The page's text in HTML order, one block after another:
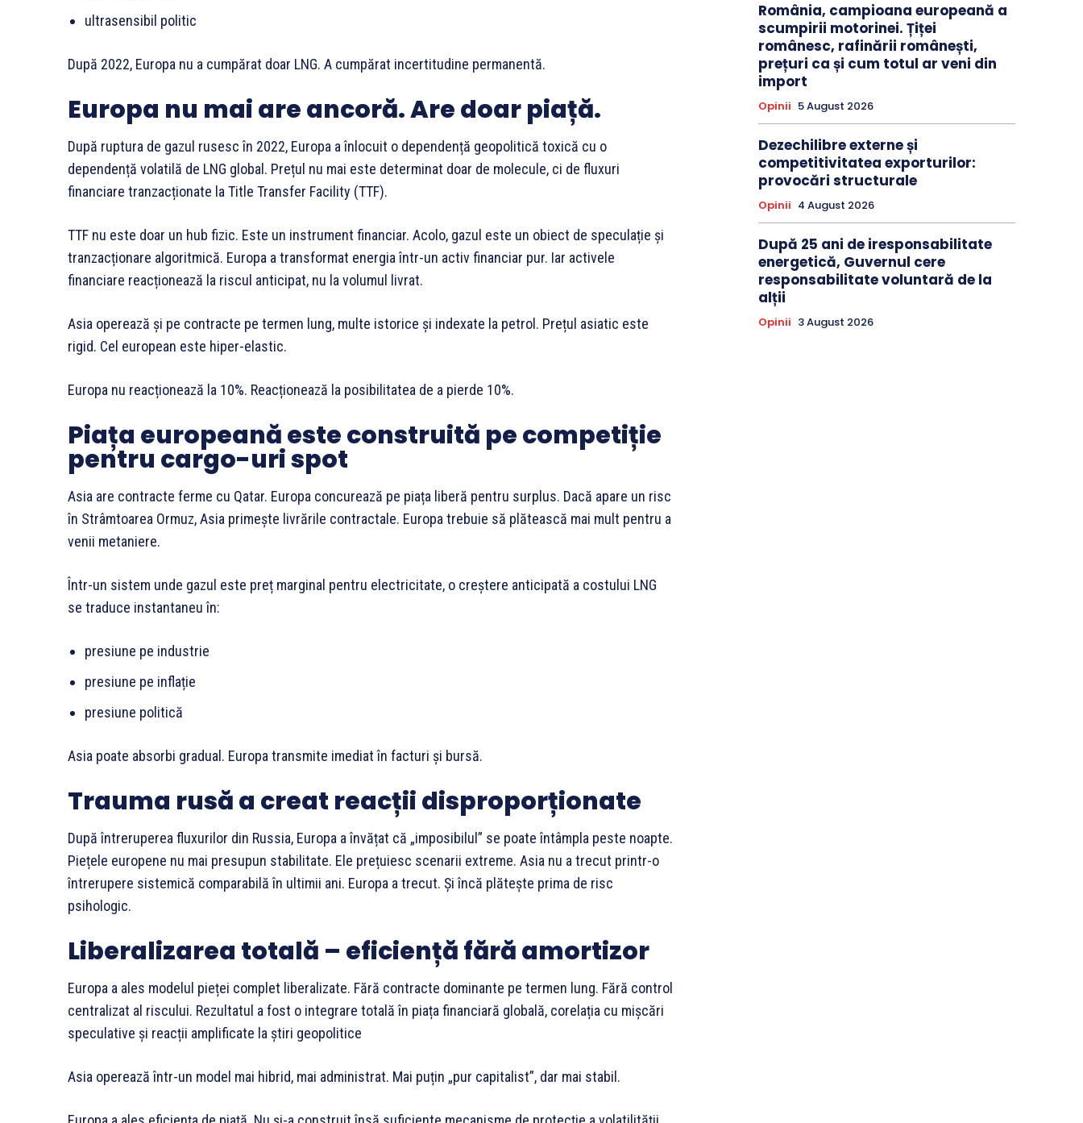
ultrasensibil politic
După 2022, Europa nu a cumpărat doar LNG. A cumpărat incertitudine permanentă.
Europa nu mai are ancoră. Are doar piață.
După ruptura de gazul rusesc în 2022, Europa a înlocuit o dependență geopolitică toxică cu o
dependență volatilă de LNG global. Prețul nu mai este determinat doar de molecule, ci de fluxuri
financiare tranzacționate la Title Transfer Facility (TTF).
TTF nu este doar un hub fizic. Este un instrument financiar. Acolo, gazul este un obiect de speculație și
tranzacționare algoritmică. Europa a transformat energia într-un activ financiar pur. Iar activele
financiare reacționează la riscul anticipat, nu la volumul livrat.
Asia operează și pe contracte pe termen lung, multe istorice și indexate la petrol. Prețul asiatic este
rigid. Cel european este hiper-elastic.
Europa nu reacționează la 10%. Reacționează la posibilitatea de a pierde 10%.
Piața europeană este construită pe competiție
pentru cargo-uri spot
Asia are contracte ferme cu Qatar. Europa concurează pe piața liberă pentru surplus. Dacă apare un risc
în Strâmtoarea Ormuz, Asia primește livrările contractale. Europa trebuie să plătească mai mult pentru a
venii metaniere.
Într-un sistem unde gazul este preț marginal pentru electricitate, o creștere anticipată a costului LNG
se traduce instantaneu în:
presiune pe industrie
presiune pe inflație
presiune politică
Asia poate absorbi gradual. Europa transmite imediat în facturi și bursă.
Trauma rusă a creat reacții disproporționate
După întreruperea fluxurilor din Russia, Europa a învățat că „imposibilul” se poate întâmpla peste noapte.
Piețele europene nu mai presupun stabilitate. Ele prețuiesc scenarii extreme. Asia nu a trecut printr-o
întrerupere sistemică comparabilă în ultimii ani. Europa a trecut. Și încă plătește prima de risc
psihologic.
Liberalizarea totală – eficiență fără amortizor
Europa a ales modelul pieței complet liberalizate. Fără contracte dominante pe termen lung. Fără control
centralizat al riscului. Rezultatul a fost o integrare totală în piața financiară globală, corelația cu mișcări
speculative și reacții amplificate la știri geopolitice
Asia operează într-un model mai hibrid, mai administrat. Mai puțin „pur capitalist”, dar mai stabil.
România, campioana europeană a
scumpirii motorinei. Țiței
românesc, rafinării românești,
prețuri ca și cum totul ar veni din
import
Opinii 5 August 2026
Dezechilibre externe și
competitivitatea exporturilor:
provocări structurale
Opinii 4 August 2026
După 25 ani de iresponsabilitate
energetică, Guvernul cere
responsabilitate voluntară de la
alții
Opinii 3 August 2026